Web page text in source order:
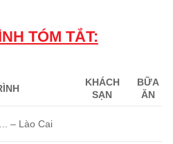
TÓM TẮT:
KHÁCH
SẠN
BỮA
ĂN
– Lào Cai